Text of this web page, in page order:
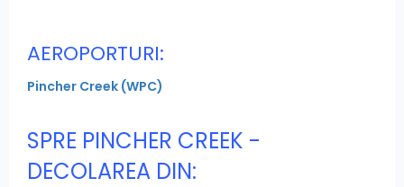
AEROPORTURI:
Pincher Creek (WPC)
SPRE PINCHER CREEK -
DECOLAREA DIN: